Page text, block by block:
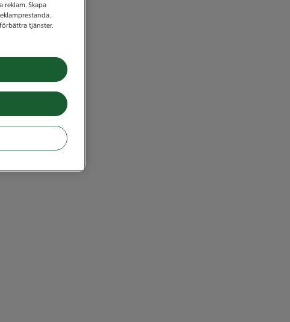
Skapa
tjänster.